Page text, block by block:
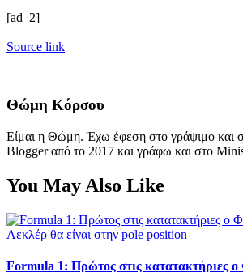
[ad_2]
Source link
Θώμη Κόρσου
Είμαι η Θώμη. Έχω έφεση στο γράψιμο και
Blogger από το 2017 και γράφω και στο
You May Also Like
Formula 1: Πρώτος στις κατατακτήριες